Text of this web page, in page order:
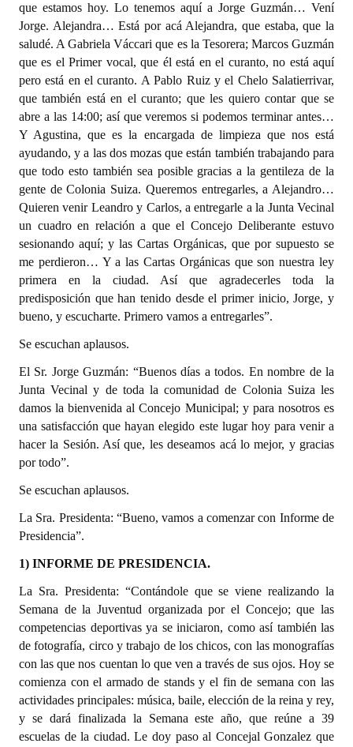
Antiguos Pobladores
Noticias Destacadas
Registros y Distinciones
Datos Históricos
Premio al Mérito - Registro
Audiencias Públicas - Registro
Mujeres que Dejaron Huellas - Registro
Periodistas Decanos - Registro
Ciudadano Ilustre - Registro
Banca del Vecino - Registro
Huéspedes de Honor - Registro
Antiguos Pobladores - Registro
Reconocimientos - Registro
Bariloche, Municipio intercultural
Entrega de distinciones
que estamos hoy. Lo tenemos aquí a Jorge Guzmán… Vení
Jorge. Alejandra… Está por acá Alejandra, que estaba, que la
saludé. A Gabriela Váccari que es la Tesorera; Marcos Guzmán
que es el Primer vocal, que él está en el curanto, no está aquí
pero está en el curanto. A Pablo Ruiz y el Chelo Salatierrivar,
que también está en el curanto; que les quiero contar que se
abre a las 14:00; así que veremos si podemos terminar antes…
Y Agustina, que es la encargada de limpieza que nos está
ayudando, y a las dos mozas que están también trabajando para
que todo esto también sea posible gracias a la gentileza de la
gente de Colonia Suiza. Queremos entregarles, a Alejandro…
Quieren venir Leandro y Carlos, a entregarle a la Junta Vecinal
un cuadro en relación a que el Concejo Deliberante estuvo
sesionando aquí; y las Cartas Orgánicas, que por supuesto se
me perdieron… Y a las Cartas Orgánicas que son nuestra ley
primera en la ciudad. Así que agradecerles toda la
predisposición que han tenido desde el primer inicio, Jorge, y
bueno, y escucharte. Primero vamos a entregarles”.
Se escuchan aplausos.
El Sr. Jorge Guzmán: “Buenos días a todos. En nombre de la
Junta Vecinal y de toda la comunidad de Colonia Suiza les
damos la bienvenida al Concejo Municipal; y para nosotros es
una satisfacción que hayan elegido este lugar hoy para venir a
hacer la Sesión. Así que, les deseamos acá lo mejor, y gracias
por todo”.
Se escuchan aplausos.
La Sra. Presidenta: “Bueno, vamos a comenzar con Informe de
Presidencia”.
1) INFORME DE PRESIDENCIA.
La Sra. Presidenta: “Contándole que se viene realizando la
Semana de la Juventud organizada por el Concejo; que las
competencias deportivas ya se iniciaron, como así también las
de fotografía, circo y trabajo de los chicos, con las monografías
con las que nos cuentan lo que ven a través de sus ojos. Hoy se
comienza con el armado de stands y el fin de semana con las
actividades principales: música, baile, elección de la reina y rey,
y se dará finalizada la Semana este año, que reúne a 39
escuelas de la ciudad. Le doy paso al Concejal Gonzalez que